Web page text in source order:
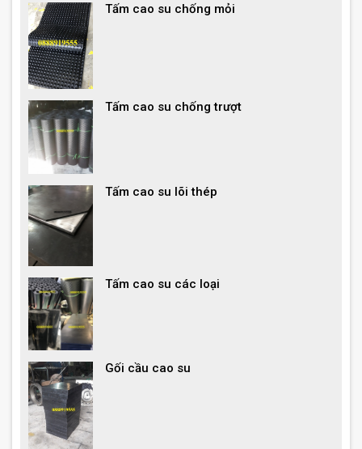
Tấm cao su chống mỏi
Tấm cao su chống trượt
Tấm cao su lõi thép
Tấm cao su các loại
Gối cầu cao su